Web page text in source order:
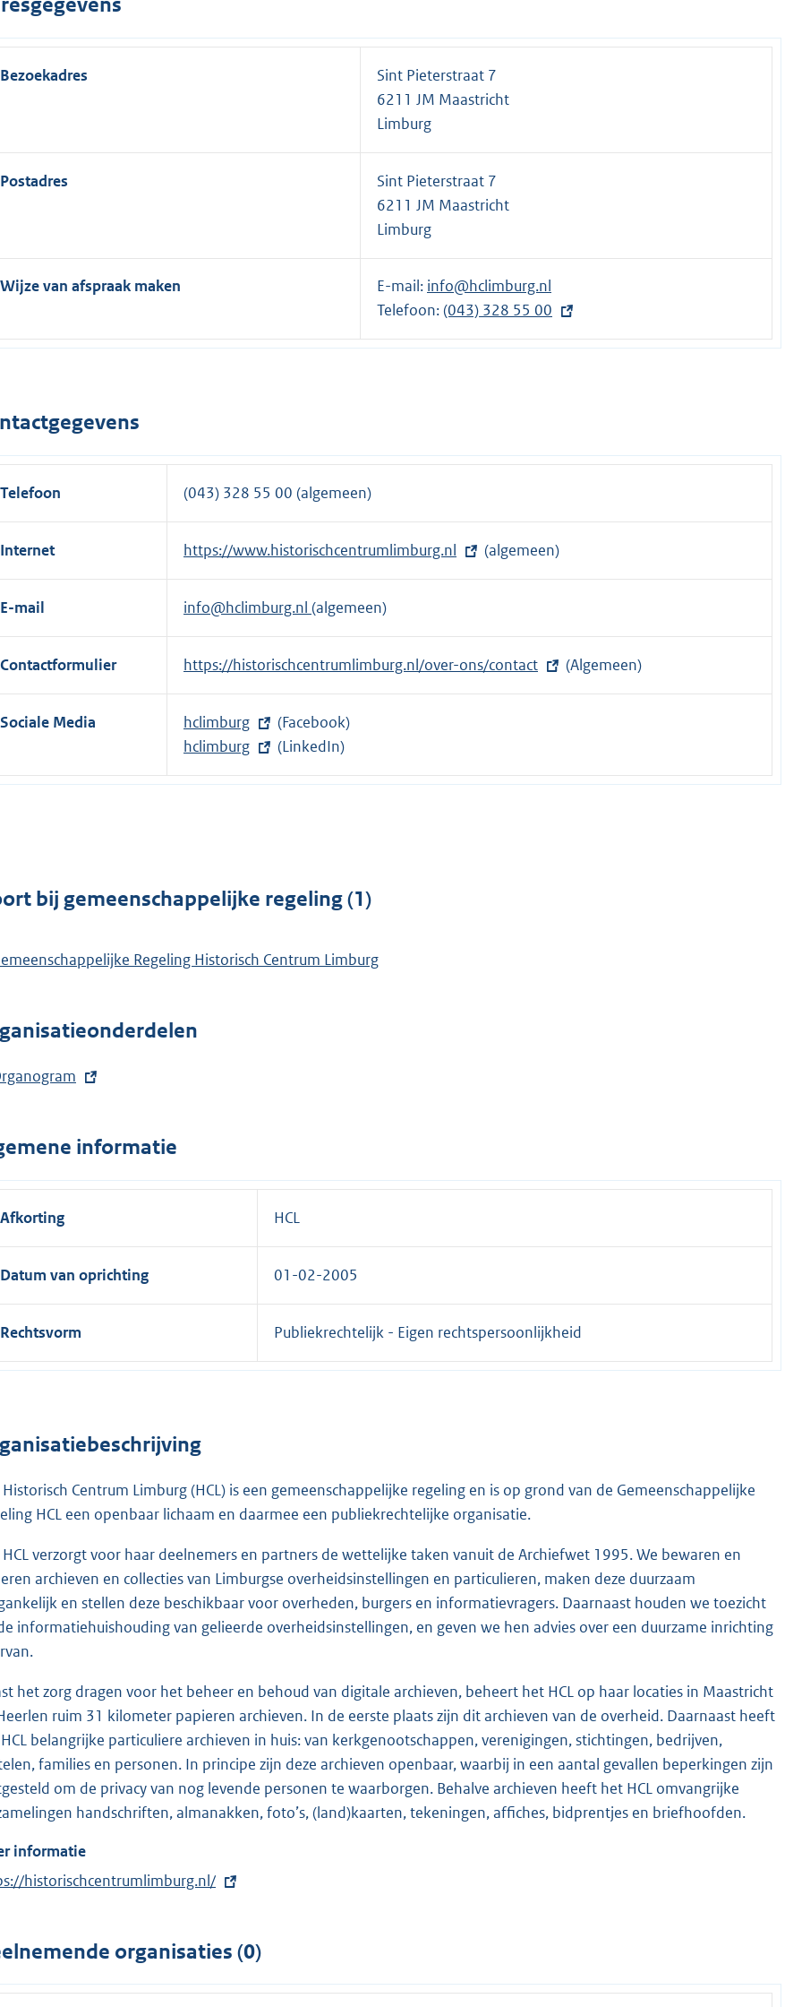
Bezoekadres
Sint Pieterstraat 7
6211 JM Maastricht
Limburg
Postadres
Sint Pieterstraat 7
6211 JM Maastricht
Limburg
Wijze van afspraak maken E-mail: info@hclimburg.nl
Telefoon:E
x
e
n
k
:
(043) 328 55 00
Telefoon (043) 328 55 00 (algemeen)
Internet
E
x
t
n
e
l
i
https://www.historischcentrumlimburg.nl (algemeen)
E-mail info@hclimburg.nl (algemeen)
Contactformulier
E
x
t
e
n
k
https://historischcentrumlimburg.nl/over-ons/contact (Algemeen)
Sociale Media
E
x
t
l
i
k
hclimburg
(Facebook)
E
x
e
l
n
hclimburg (LinkedIn)
bij gemeenschappelijke regeling (1)
Regeling Historisch Centrum Limburg
informatie
Afkorting HCL
Datum van oprichting 01-02-2005
Rechtsvorm Publiekrechtelijk - Eigen rechtspersoonlijkheid
Centrum Limburg (HCL) is een gemeenschappelijke regeling en is op grond van de Gemeenschappelijke
HCL een openbaar lichaam en daarmee een publiekrechtelijke organisatie.
verzorgt voor haar deelnemers en partners de wettelijke taken vanuit de Archiefwet 1995. We bewaren en
archieven en collecties van Limburgse overheidsinstellingen en particulieren, maken deze duurzaam
en stellen deze beschikbaar voor overheden, burgers en informatievragers. Daarnaast houden we toezicht
informatiehuishouding van gelieerde overheidsinstellingen, en geven we hen advies over een duurzame inrichting
het zorg dragen voor het beheer en behoud van digitale archieven, beheert het HCL op haar locaties in Maastricht
ruim 31 kilometer papieren archieven. In de eerste plaats zijn dit archieven van de overheid. Daarnaast heeft
belangrijke particuliere archieven in huis: van kerkgenootschappen, verenigingen, stichtingen, bedrijven,
families en personen. In principe zijn deze archieven openbaar, waarbij in een aantal gevallen beperkingen zijn
om de privacy van nog levende personen te waarborgen. Behalve archieven heeft het HCL omvangrijke
handschriften, almanakken, foto’s, (land)kaarten, tekeningen, affiches, bidprentjes en briefhoofden.
informatie
historischcentrumlimburg.nl/
organisaties (0)